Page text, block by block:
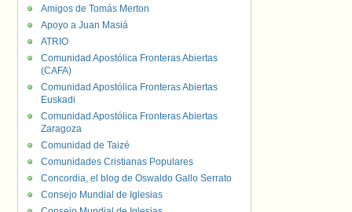
Amigos de Tomás Merton
Apoyo a Juan Masiá
ATRIO
Comunidad Apostólica Fronteras Abiertas
(CAFA)
Comunidad Apostólica Fronteras Abiertas
Euskadi
Comunidad Apostólica Fronteras Abiertas
Zaragoza
Comunidad de Taizé
Comunidades Cristianas Populares
Concordia, el blog de Oswaldo Gallo Serrato
Consejo Mundial de Iglesias